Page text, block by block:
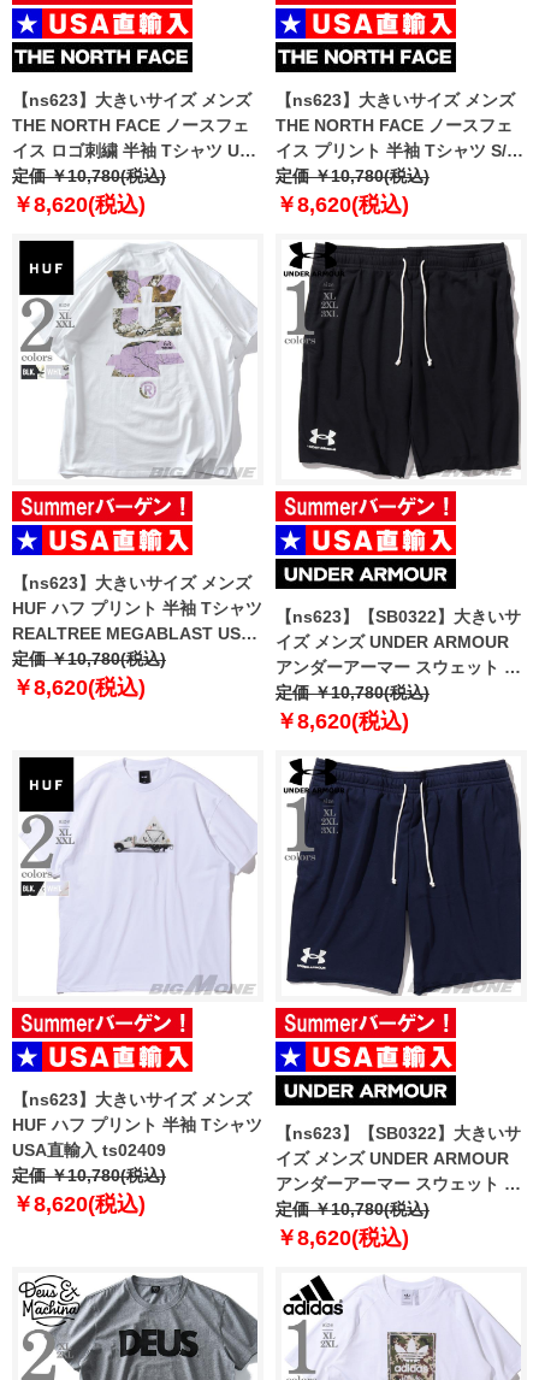
【ns623】大きいサイズ メンズ
THE NORTH FACE ノースフェ
イス ロゴ刺繍 半袖 Tシャツ USA
直輸入 nf0a84gd-gaz
定価 ￥10,780(税込)
￥8,620(税込)
【ns623】大きいサイズ メンズ
THE NORTH FACE ノースフェ
イス プリント 半袖 Tシャツ S/S
CROWN SHYNESS TEE USA直
輸入 nf0a8b0c-dyy
定価 ￥10,780(税込)
￥8,620(税込)
【ns623】大きいサイズ メンズ
HUF ハフ プリント 半袖 Tシャツ
REALTREE MEGABLAST USA
直輸入 ts02506
定価 ￥10,780(税込)
￥8,620(税込)
【ns623】【SB0322】大きいサ
イズ メンズ UNDER ARMOUR
アンダーアーマー スウェット シ
ョートパンツ ハーフパンツ ショ
ーツ RIVAL TERRY SHORT USA
定価 ￥10,780(税込)
￥8,620(税込)
【ns623】大きいサイズ メンズ
HUF ハフ プリント 半袖 Tシャツ
USA直輸入 ts02409
定価 ￥10,780(税込)
￥8,620(税込)
【ns623】【SB0322】大きいサ
イズ メンズ UNDER ARMOUR
アンダーアーマー スウェット シ
ョートパンツ ハーフパンツ ショ
ーツ RIVAL TERRY SHORT USA
定価 ￥10,780(税込)
￥8,620(税込)